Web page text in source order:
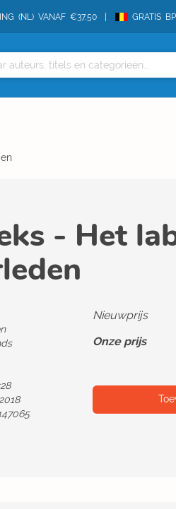
(NL) VANAF €37,50 GRATIS
- Het
Nieuwprijs
Onze prijs